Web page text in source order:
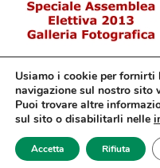
4746886 | Sito web sviluppato da
Usiamo i cookie per fornirti
navigazione sul nostro sito
Puoi trovare altre
sul sito o disabilitarli nelle
Accetta Rifiuta